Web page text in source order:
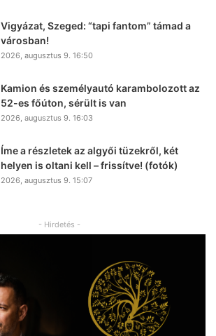
Vigyázat, Szeged: “tapi fantom” támad a
városban!
2026, augusztus 9. 16:50
Kamion és személyautó karambolozott az
52-es főúton, sérült is van
2026, augusztus 9. 16:03
Íme a részletek az algyői tüzekről, két
helyen is oltani kell – frissítve! (fotók)
2026, augusztus 9. 15:07
- Hirdetés -